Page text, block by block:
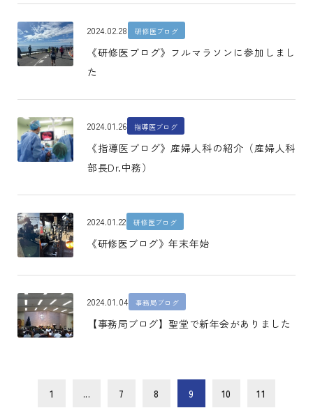
2024.02.28 研修医ブログ
《研修医ブログ》フルマラソンに参加しまし
た
2024.01.26 指導医ブログ
《指導医ブログ》産婦人科の紹介（産婦人科
部長Dr.中務）
2024.01.22 研修医ブログ
《研修医ブログ》年末年始
2024.01.04 事務局ブログ
【事務局ブログ】聖堂で新年会がありました
1 ... 7 8 9 10 11